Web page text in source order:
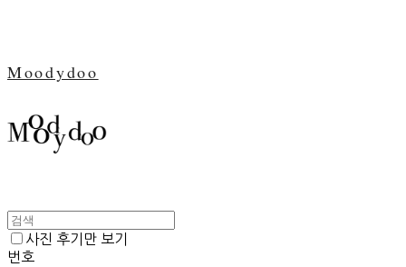
Moodydoo
사진 후기만 보기
번호